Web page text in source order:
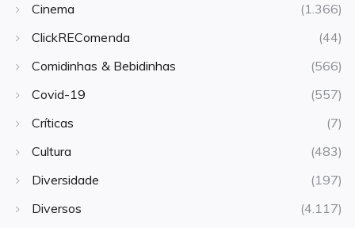
Cinema
(1.366)
ClickREComenda
(44)
Comidinhas & Bebidinhas
(566)
Covid-19
(557)
Críticas
(7)
Cultura
(483)
Diversidade
(197)
Diversos
(4.117)